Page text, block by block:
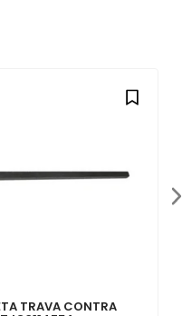
TRAVA CONTRA